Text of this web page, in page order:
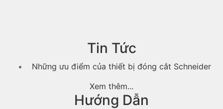
Tin Tức
Những ưu điểm của thiết bị đóng cắt Schneider
Xem thêm...
Hướng Dẫn